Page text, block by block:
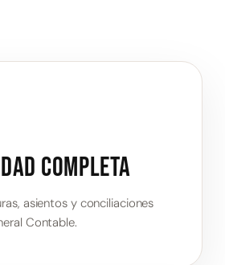
completa
asientos y conciliaciones
Contable.